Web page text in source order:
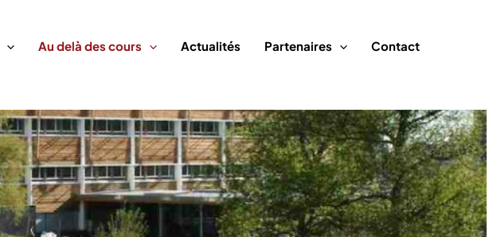
Au delà des cours Actualités Partenaires Contact